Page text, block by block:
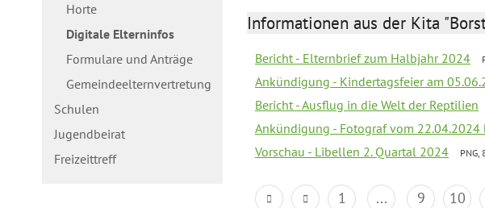
Horte
Digitale Elterninfos
Formulare und Anträge
Gemeindeelternvertretung
Schulen
Jugendbeirat
Freizeittreff
Informationen aus der Kita
Bericht - Elternbrief zum Halbjahr 2024
Ankündigung - Kindertagsfeier am
Bericht - Ausflug in die Welt der Reptilien
Ankündigung - Fotograf vom 22.04.2024
Vorschau - Libellen 2. Quartal 2024 PNG,
1 ... 9 10